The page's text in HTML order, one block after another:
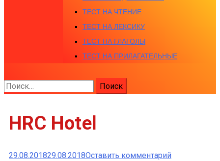
ТЕСТ НА ЧТЕНИЕ
ТЕСТ НА ЛЕКСИКУ
ТЕСТ НА ГЛАГОЛЫ
ТЕСТ НА ПРИЛАГАТЕЛЬНЫЕ
Найти:
HRC Hotel
29.08.201829.08.2018Оставить комментарийк